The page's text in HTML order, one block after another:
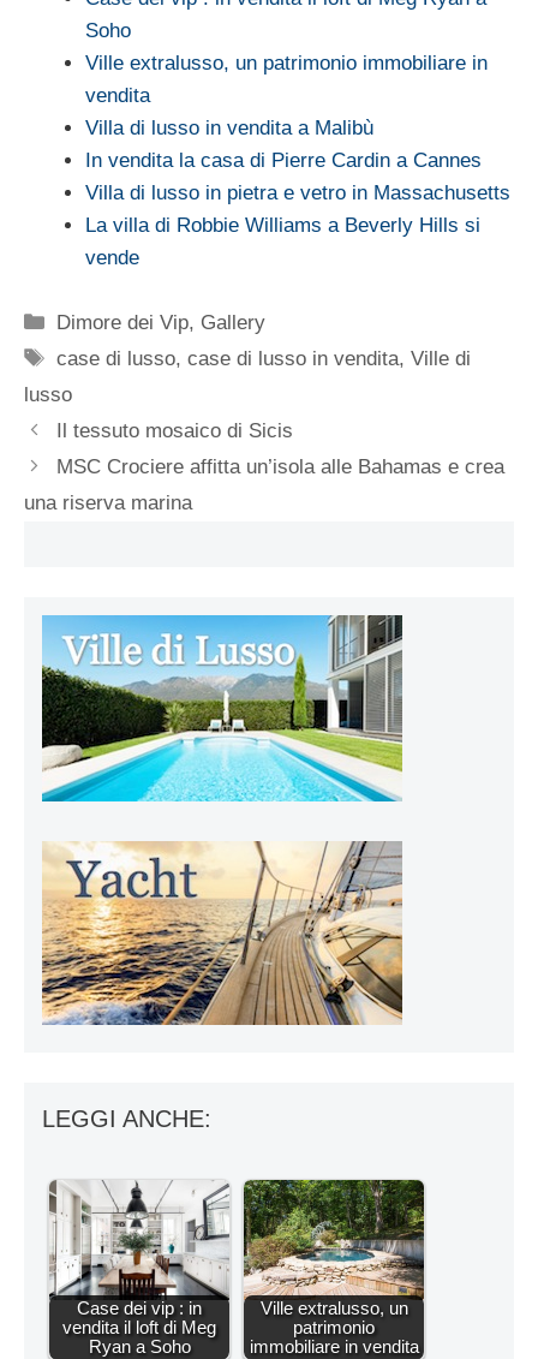
Soho
Ville extralusso, un patrimonio immobiliare in
vendita
Villa di lusso in vendita a Malibù
In vendita la casa di Pierre Cardin a Cannes
Villa di lusso in pietra e vetro in Massachusetts
La villa di Robbie Williams a Beverly Hills si
vende
Categorie
Dimore dei Vip, Gallery
Tag
case di lusso,case di lusso in vendita,Ville di
lusso
Il tessuto mosaico di Sicis
MSC Crociere affitta un’isola alle Bahamas e crea
una riserva marina
LEGGI ANCHE:
Case dei vip : in
vendita il loft di Meg
Ryan a Soho
Ville extralusso, un
patrimonio
immobiliare in vendita